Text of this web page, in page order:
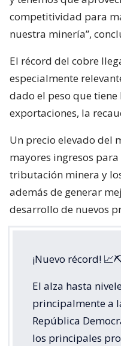
competitividad para
nuestra minería”,
El récord del cobre
especialmente
dado el peso que
exportaciones, la
Un precio elevado del
mayores ingresos para
tributación minera y
además de generar
desarrollo de nuevos
¡Nuevo récord!
El alza hasta
principalmente a
República
los principales